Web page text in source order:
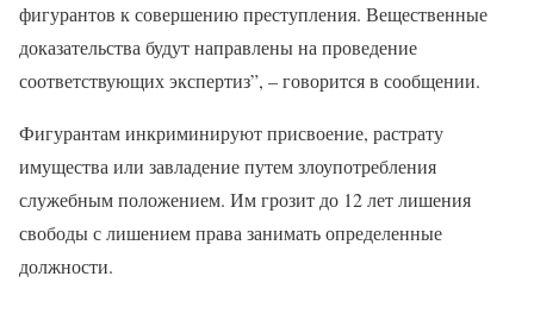
фигурантов к совершению преступления. Вещественные
доказательства будут направлены на проведение
соответствующих экспертиз”, – говорится в сообщении.
Фигурантам инкриминируют присвоение, растрату
имущества или завладение путем злоупотребления
служебным положением. Им грозит до 12 лет лишения
свободы с лишением права занимать определенные
должности.